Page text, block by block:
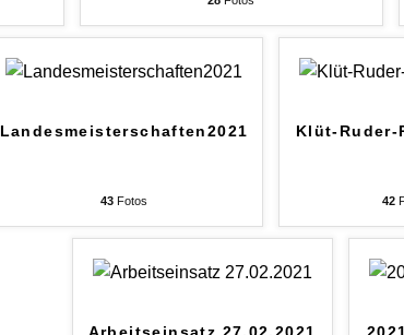
Landesmeisterschaften2021
43 Fotos
Klüt-Ruder-
42